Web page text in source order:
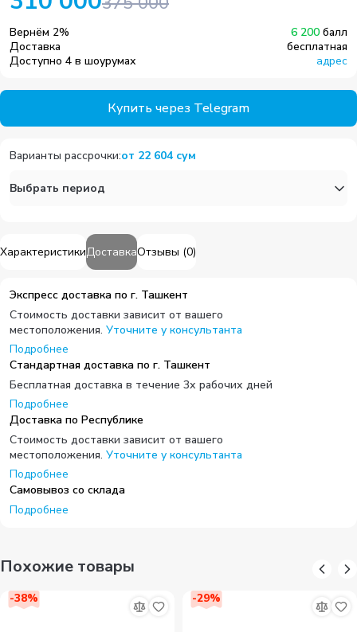
ХарактеристикиДоставкаОтзывы (0)
Экспресс доставка по г. Ташкент
Стоимость доставки зависит от вашего
местоположения. Уточните у консультанта
Подробнее
Стандартная доставка по г. Ташкент
Бесплатная доставка в течение 3х рабочих дней
Подробнее
Доставка по Республике
Стоимость доставки зависит от вашего
местоположения. Уточните у консультанта
Подробнее
Самовывоз со склада
Подробнее
Вернём 2% 6 200 балл
Доставка
бесплатная
Доступно 4 в шоурумах
адрес
Купить через Telegram
Варианты рассрочки:от 22 604 сум
Выбрать период
Похожие товары
-38% -29%